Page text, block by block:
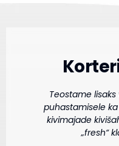
Teostame
puhastamisele
kivimajade
„fresh“